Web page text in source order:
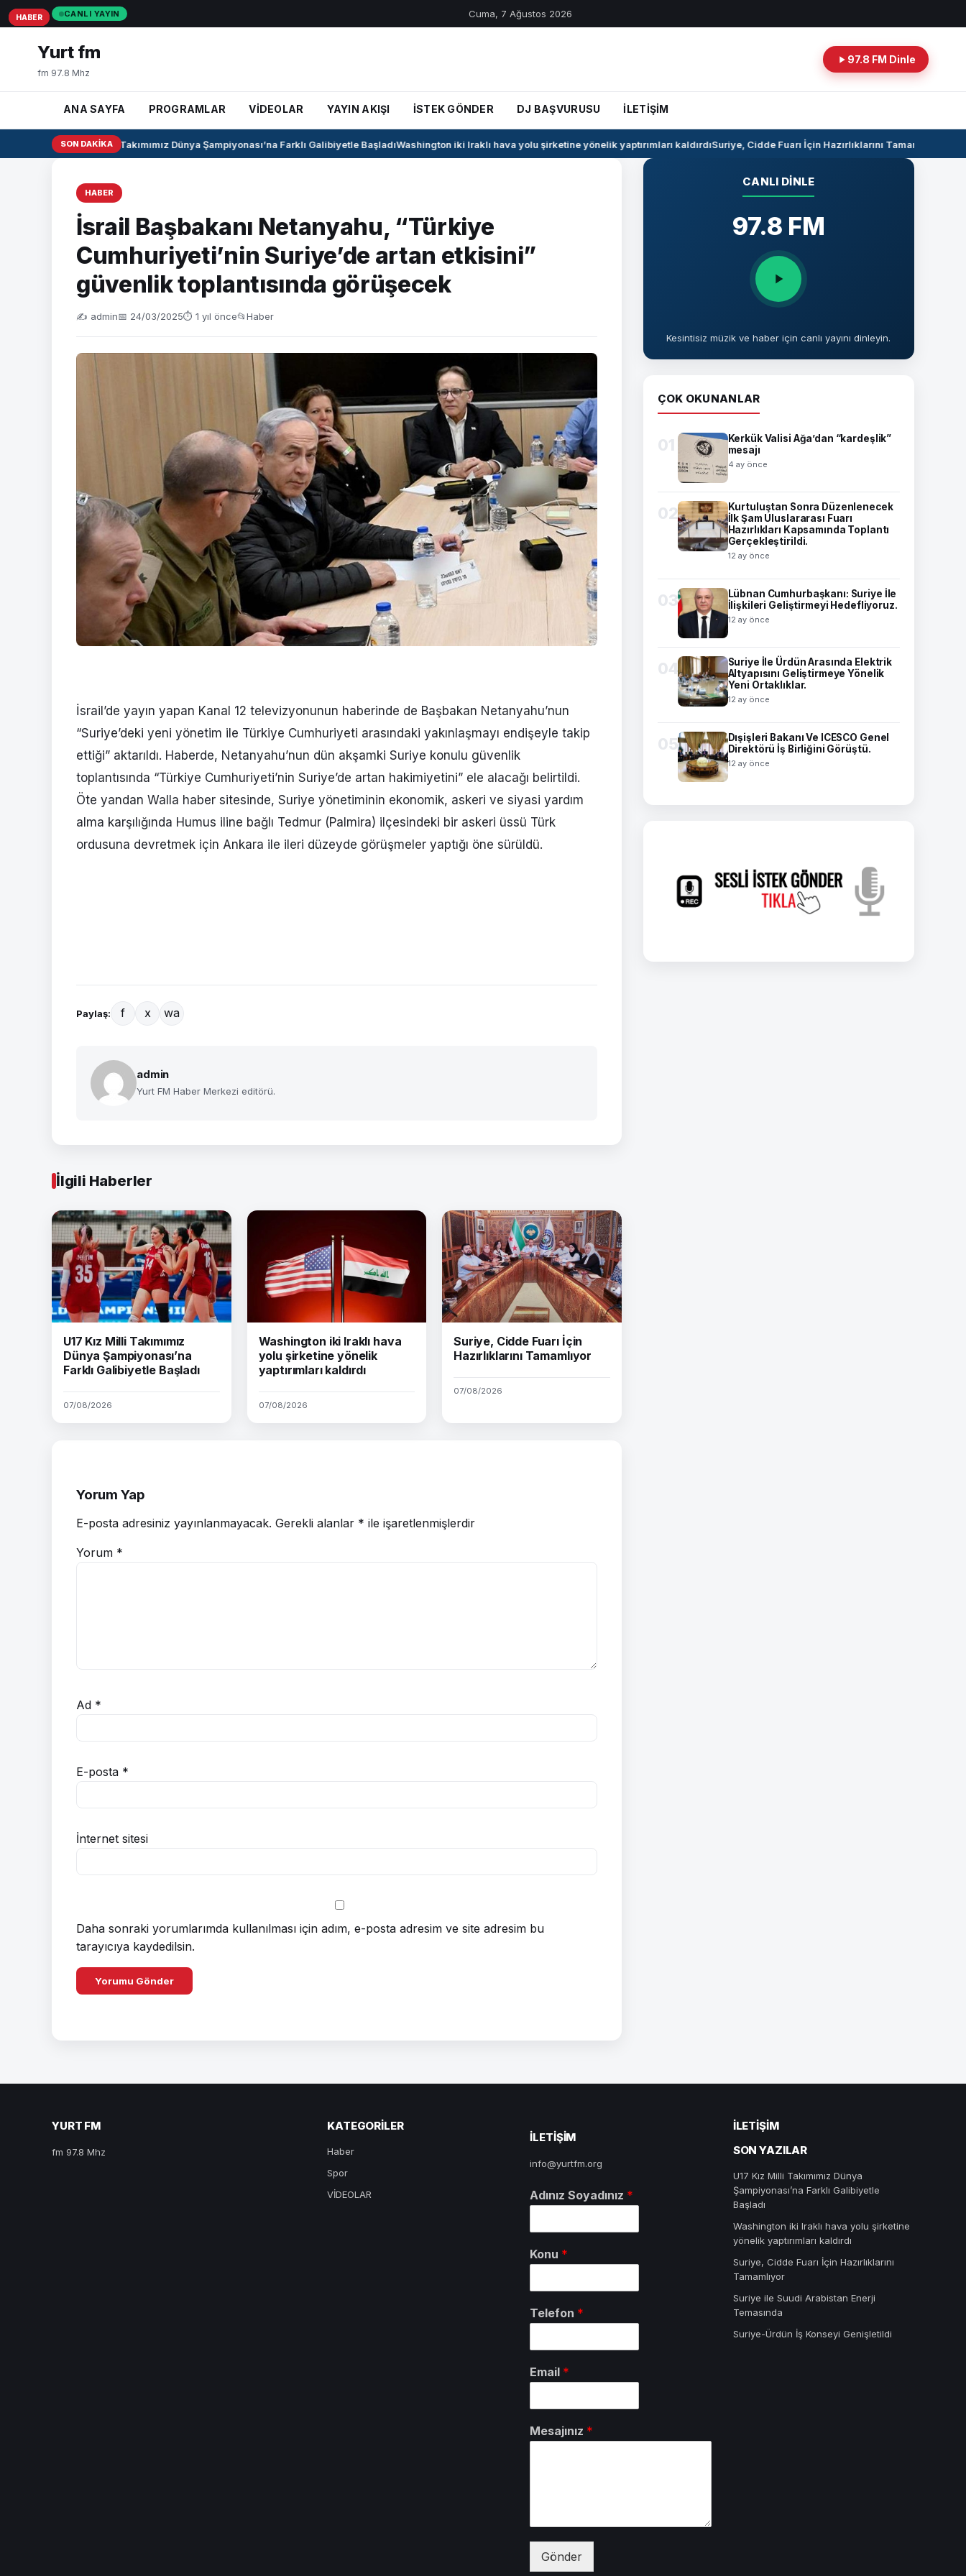
CANLI YAYIN Cuma, 7 Ağustos 2026
Yurt fm
fm 97.8 Mhz
97.8 FM Dinle
ANA SAYFA PROGRAMLAR VİDEOLAR YAYIN AKIŞI İSTEK GÖNDER DJ BAŞVURUSU İLETİŞİM
SON DAKIKA
U17 Kız Milli Takımımız Dünya Şampiyonası’na Farklı Galibiyetle BaşladıWashington iki Iraklı hava yolu şirketine yönelik yaptırımları kaldırdıSuriye, Cidde Fuarı İçin Hazırlıklarını Tamamlıyor
HABER
İsrail Başbakanı Netanyahu, “Türkiye
Cumhuriyeti’nin Suriye’de artan etkisini”
güvenlik toplantısında görüşecek
✍️ admin📅 24/03/2025⏱ 1 yıl önce📂Haber
İsrail’de yayın yapan Kanal 12 televizyonunun haberinde de Başbakan Netanyahu’nun
“Suriye’deki yeni yönetim ile Türkiye Cumhuriyeti arasındaki yakınlaşmayı endişeyle takip
ettiği” aktarıldı. Haberde, Netanyahu’nun dün akşamki Suriye konulu güvenlik
toplantısında “Türkiye Cumhuriyeti’nin Suriye’de artan hakimiyetini” ele alacağı belirtildi.
Öte yandan Walla haber sitesinde, Suriye yönetiminin ekonomik, askeri ve siyasi yardım
alma karşılığında Humus iline bağlı Tedmur (Palmira) ilçesindeki bir askeri üssü Türk
ordusuna devretmek için Ankara ile ileri düzeyde görüşmeler yaptığı öne sürüldü.
Paylaş: f x wa
admin
Yurt FM Haber Merkezi editörü.
İlgili Haberler
HABER
U17 Kız Milli Takımımız
Dünya Şampiyonası’na
Farklı Galibiyetle Başladı
07/08/2026
HABER
Washington iki Iraklı hava
yolu şirketine yönelik
yaptırımları kaldırdı
07/08/2026
HABER
Suriye, Cidde Fuarı İçin
Hazırlıklarını Tamamlıyor
07/08/2026
Yorum Yap
E-posta adresiniz yayınlanmayacak. Gerekli alanlar * ile işaretlenmişlerdir
Yorum *
Ad *
E-posta *
İnternet sitesi
Daha sonraki yorumlarımda kullanılması için adım, e-posta adresim ve site adresim bu
tarayıcıya kaydedilsin.
CANLI DINLE
97.8 FM
Kesintisiz müzik ve haber için canlı yayını dinleyin.
ÇOK OKUNANLAR
01
Kerkük Valisi Ağa’dan “kardeşlik”
mesajı
4 ay önce
02
Kurtuluştan Sonra Düzenlenecek
İlk Şam Uluslararası Fuarı
Hazırlıkları Kapsamında Toplantı
Gerçekleştirildi.
12 ay önce
03
Lübnan Cumhurbaşkanı: Suriye İle
İlişkileri Geliştirmeyi Hedefliyoruz.
12 ay önce
04
Suriye İle Ürdün Arasında Elektrik
Altyapısını Geliştirmeye Yönelik
Yeni Ortaklıklar.
12 ay önce
05
Dışişleri Bakanı Ve ICESCO Genel
Direktörü İş Birliğini Görüştü.
12 ay önce
YURT FM
fm 97.8 Mhz
KATEGORILER
Haber
Spor
VİDEOLAR
ILETIŞIM
info@yurtfm.org
Adınız Soyadınız *
Konu *
Telefon *
Email *
Mesajınız *
Gönder
İLETIŞIM
SON YAZILAR
U17 Kız Milli Takımımız Dünya
Şampiyonası’na Farklı Galibiyetle
Başladı
Washington iki Iraklı hava yolu şirketine
yönelik yaptırımları kaldırdı
Suriye, Cidde Fuarı İçin Hazırlıklarını
Tamamlıyor
Suriye ile Suudi Arabistan Enerji
Temasında
Suriye-Ürdün İş Konseyi Genişletildi